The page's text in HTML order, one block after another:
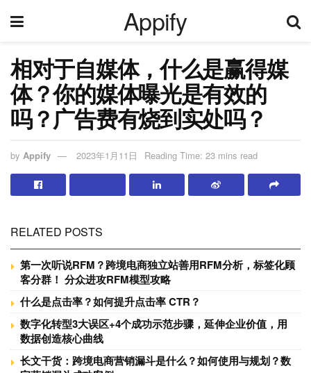
Appify
相对于自媒体，什么是赢得媒
体？你的媒体曝光是有效的
吗？广告费有烧到实处吗？
by Appify 2023年1月11日 Reading Time: 23 mins read
RELATED POSTS
第一次听说RFM？跨境电商独立站善用RFM分析，标签化顾
客分群！ 分众进攻RFM模型攻略
什么是点击率？如何提升点击率 CTR？
数字化转型3大误区+4个成功示范步骤，延伸企业价值，用
数据创造核心曲线
长文干货：跨境电商营销漏斗是什么？如何使用与规划？数